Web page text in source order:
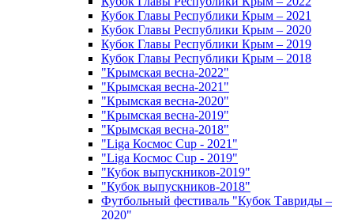
Кубок Главы Республики Крым – 2021
Кубок Главы Республики Крым – 2020
Кубок Главы Республики Крым – 2019
Кубок Главы Республики Крым – 2018
"Крымская весна-2022"
"Крымская весна-2021"
"Крымская весна-2020"
"Крымская весна-2019"
"Крымская весна-2018"
"Liga Космос Cup - 2021"
"Liga Космос Cup - 2019"
"Кубок выпускников-2019"
"Кубок выпускников-2018"
Футбольный фестиваль "Кубок Тавриды –
2020"